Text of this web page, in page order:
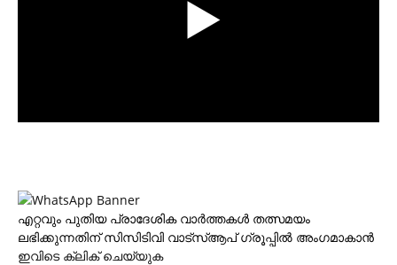
എറ്റവും പുതിയ പ്രാദേശിക വാര്‍ത്തകള്‍ തത്സമയം
ലഭിക്കുന്നതിന് സിസിടിവി വാട്‌സ്ആപ് ഗ്രൂപ്പില്‍ അംഗമാകാന്‍
ഇവിടെ ക്ലിക് ചെയ്യുക